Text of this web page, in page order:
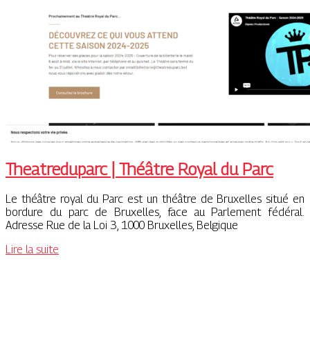
Theat­redu­parc | Théâtre Royal du Parc
Le théâtre royal du Parc est un théâtre de Bruxelles situé en
bordure du parc de Bruxelles, face au Parlement fédéral.
Adresse Rue de la Loi 3, 1000 Bruxelles, Belgique
Lire la suite